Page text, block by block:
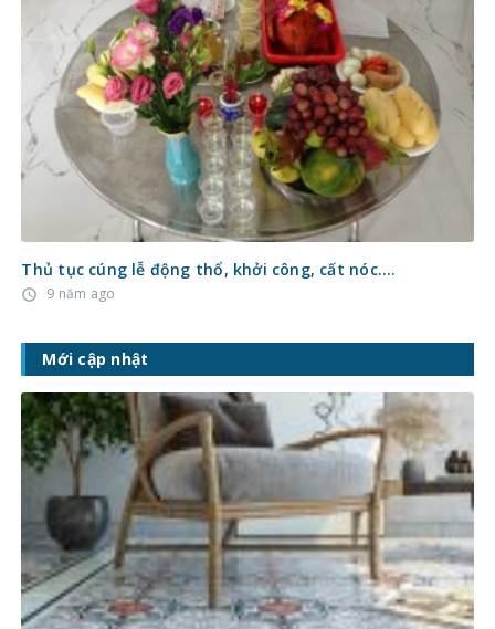
Thủ tục cúng lễ động thổ, khởi công, cất nóc….
access_time 9 năm ago
Mới cập nhật